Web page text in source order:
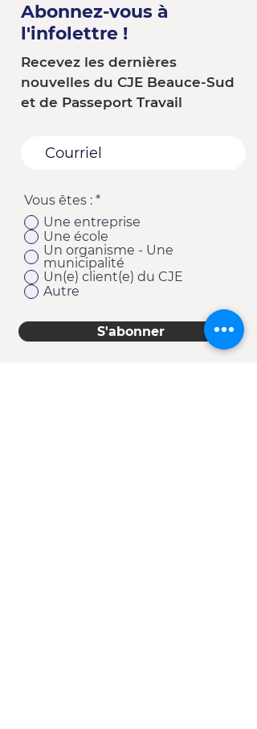
Abonnez-vous à
l'infolettre !
Recevez les dernières
nouvelles du CJE Beauce-Sud
et de Passeport Travail
Vous êtes : *
Une entreprise
Une école
Un organisme - Une
municipalité
Un(e) client(e) du CJE
Autre
S'abonner